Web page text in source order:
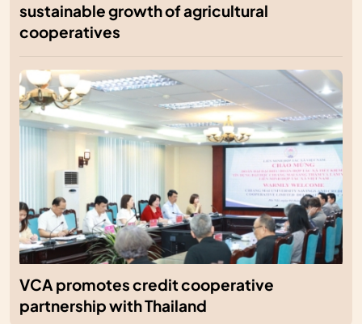
sustainable growth of agricultural
cooperatives
VCA promotes credit cooperative
partnership with Thailand